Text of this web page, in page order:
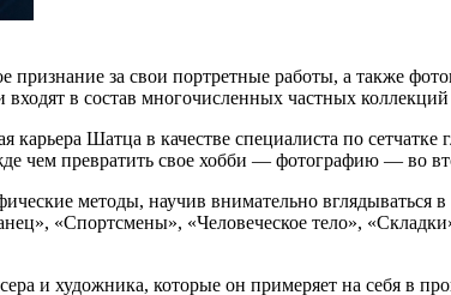
за свои портретные работы, а также
в состав многочисленных частных
карьера Шатца в качестве специалиста по
чем превратить свое хобби — фотографию — во
методы, научив внимательно
«Спортсмены», «Человеческое тело»,
и художника, которые он примеряет на себя в